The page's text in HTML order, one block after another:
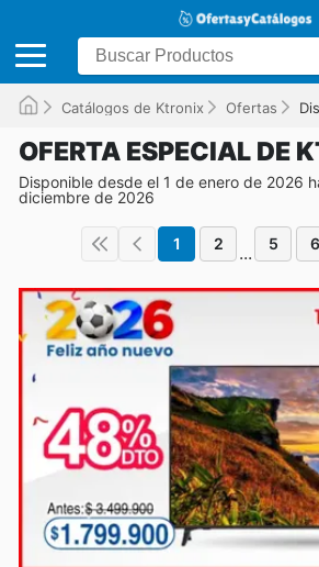
Catálogos de Ktronix Ofertas
OFERTA ESPECIAL DE
Disponible desde el 1 de enero de 2026
diciembre de 2026
1 2 ... 5 6